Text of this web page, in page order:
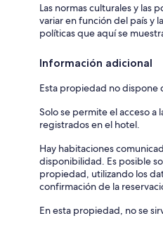
Las normas culturales y las
variar en función del país y
políticas que aquí se
Información adicional
Esta propiedad no dispone
Solo se permite el acceso a
registrados en el hotel.
Hay habitaciones
disponibilidad. Es posible
propiedad, utilizando los
confirmación de la
En esta propiedad, no se